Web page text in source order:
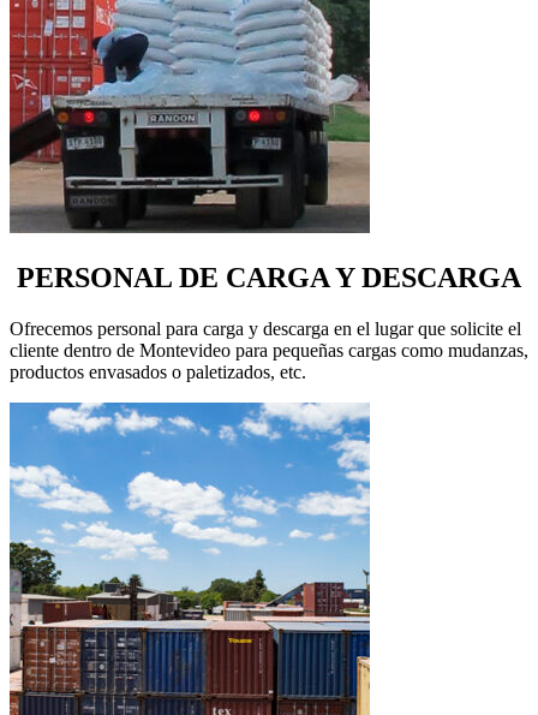
PERSONAL DE CARGA Y DESCARGA
Ofrecemos personal para carga y descarga en el lugar que solicite el
cliente dentro de Montevideo para pequeñas cargas como mudanzas,
productos envasados o paletizados, etc.